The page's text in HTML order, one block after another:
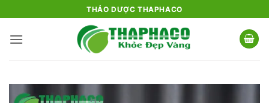
qua
nội
THẢO DƯỢC THAPHACO